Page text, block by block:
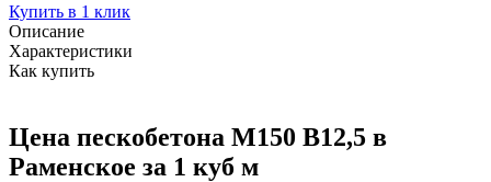
Купить в 1 клик
Описание
Характеристики
Как купить
Цена пескобетона М150 В12,5 в
Раменское за 1 куб м